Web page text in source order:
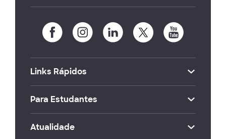
Links Rápidos
Para Estudantes
Atualidade